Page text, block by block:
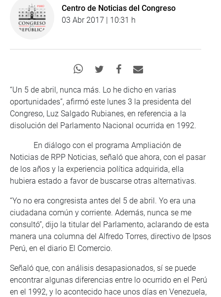
Centro de Noticias del Congreso
03 Abr 2017 | 10:31 h
“Un 5 de abril, nunca más. Lo he dicho en varias
oportunidades”, afirmó este lunes 3 la presidenta del
Congreso, Luz Salgado Rubianes, en referencia a la
disolución del Parlamento Nacional ocurrida en 1992.
En diálogo con el programa Ampliación de
Noticias de RPP Noticias, señaló que ahora, con el pasar
de los años y la experiencia política adquirida, ella
hubiera estado a favor de buscarse otras alternativas.
“Yo no era congresista antes del 5 de abril. Yo era una
ciudadana común y corriente. Además, nunca se me
consultó”, dijo la titular del Parlamento, aclarando de esta
manera una columna del Alfredo Torres, directivo de Ipsos
Perú, en el diario El Comercio.
Señaló que, con análisis desapasionados, sí se puede
encontrar algunas diferencias entre lo ocurrido en el Perú
en el 1992, y lo acontecido hace unos días en Venezuela,